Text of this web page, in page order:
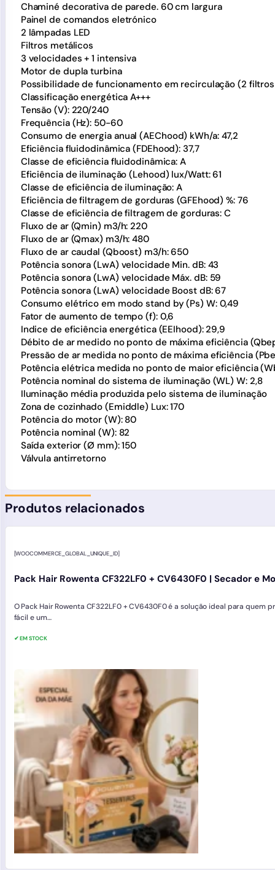
Chaminé decorativa de parede. 60 cm largura
Painel de comandos eletrónico
2 lâmpadas LED
Filtros metálicos
3 velocidades + 1 intensiva
Motor de dupla turbina
Possibilidade de funcionamento em recirculação (2
Classificação energética A+++
Tensão (V): 220/240
Frequência (Hz): 50-60
Consumo de energia anual (AEChood) kWh/a: 47,2
Eficiência fluidodinâmica (FDEhood): 37,7
Classe de eficiência fluidodinâmica: A
Eficiência de iluminação (Lehood) lux/Watt: 61
Classe de eficiência de iluminação: A
Eficiência de filtragem de gorduras (GFEhood) %: 76
Classe de eficiência de filtragem de gorduras: C
Fluxo de ar (Qmin) m3/h: 220
Fluxo de ar (Qmax) m3/h: 480
Fluxo de ar caudal (Qboost) m3/h: 650
Potência sonora (LwA) velocidade Min. dB: 43
Potência sonora (LwA) velocidade Máx. dB: 59
Potência sonora (LwA) velocidade Boost dB: 67
Consumo elétrico em modo stand by (Ps) W: 0,49
Fator de aumento de tempo (f): 0,6
Indice de eficiência energética (EEIhood): 29,9
Débito de ar medido no ponto de máxima eficiência
Pressão de ar medida no ponto de máxima eficiência
Potência elétrica medida no ponto de maior eficiência
Potência nominal do sistema de iluminação (WL) W: 2,8
Iluminação média produzida pelo sistema de iluminação
Zona de cozinhado (Emiddle) Lux: 170
Potência do motor (W): 80
Potência nominal (W): 82
Saída exterior (Ø mm): 150
Válvula antirretorno
Produtos relacionados
[WOOCOMMERCE_GLOBAL_UNIQUE_ID]
Pack Hair Rowenta CF322LF0 + CV6430F0 | Secador e
O Pack Hair Rowenta CF322LF0 + CV6430F0 é a solução ideal para quem
fácil e um…
✔ EM STOCK